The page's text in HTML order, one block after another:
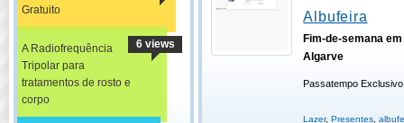
Gratuito
A Radiofrequência
Tripolar para
tratamentos de rosto e
corpo
6 views
Albufeira
Fim-de-semana
Algarve
Passatempo
Lazer,Presentes ,